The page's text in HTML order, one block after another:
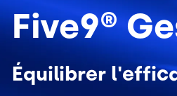
Five9®
Équilibrer